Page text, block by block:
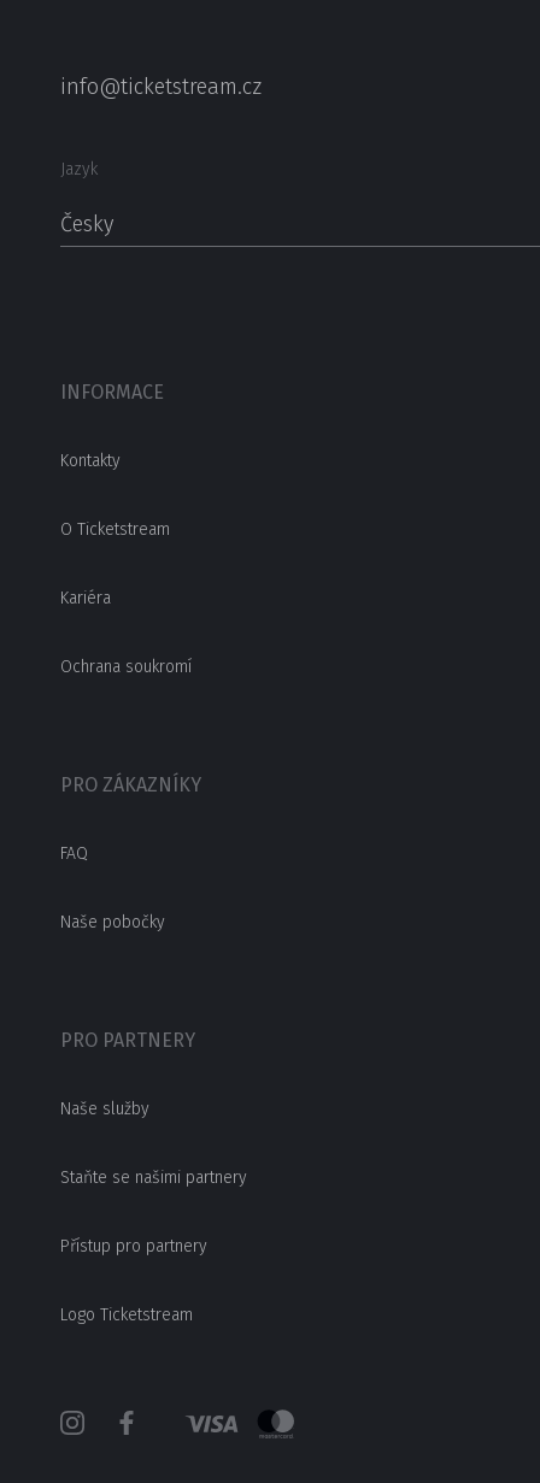
info@ticketstream.cz
Jazyk
Česky
INFORMACE
Kontakty
O Ticketstream
Kariéra
Ochrana soukromí
PRO ZÁKAZNÍKY
FAQ
Naše pobočky
PRO PARTNERY
Naše služby
Staňte se našimi partnery
Přístup pro partnery
Logo Ticketstream